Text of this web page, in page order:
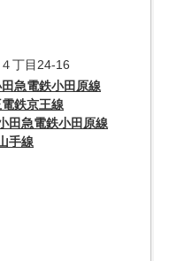
丁目24-16
急電鉄小田原線
鉄京王線
田急電鉄小田原線
手線